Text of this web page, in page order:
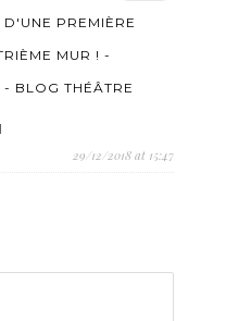
PREMIÈRE
MUR ! -
BLOG THÉÂTRE
29/12/2018 at 15:47